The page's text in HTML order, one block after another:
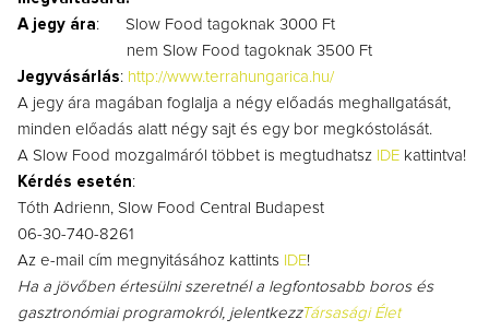
A jegy ára: Slow Food tagoknak 3000 Ft
nem Slow Food tagoknak 3500 Ft
Jegyvásárlás: http://www.terrahungarica.hu/
A jegy ára magában foglalja a négy előadás meghallgatását,
minden előadás alatt négy sajt és egy bor megkóstolását.
A Slow Food mozgalmáról többet is megtudhatsz IDE kattintva!
Kérdés esetén:
Tóth Adrienn, Slow Food Central Budapest
06-30-740-8261
Az e-mail cím megnyitásához kattints
IDE!
Ha a jövőben értesülni szeretnél a legfontosabb boros és
gasztronómiai programokról, jelentkezzTársasági Élet